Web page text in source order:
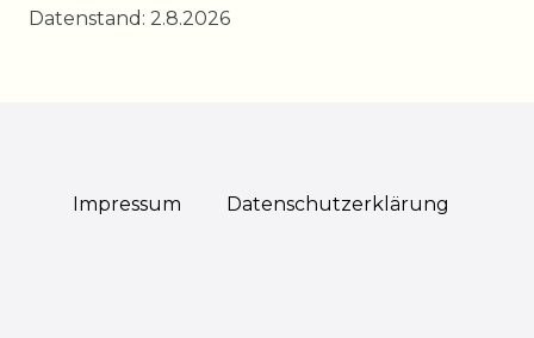
Datenstand: 2.8.2026
Impressum Daten­schutz­erklärung